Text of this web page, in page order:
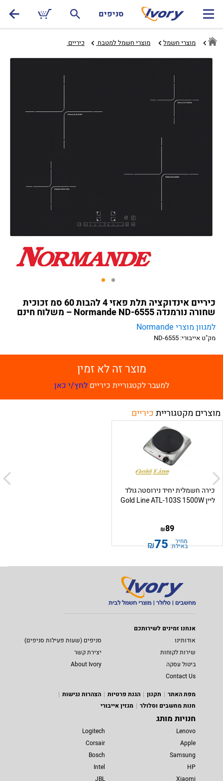
סניפים
מוצרי חשמל מוצרי חשמל למטבח ‏ כיריים ‏
כיריים אינדוקציה תלת פאזי 4 להבות 60 סמ זכוכית
שחורה נורמנדה Normande ND-6555 – משלוח חינם
למגוון מוצרי Normande
מק"ט אייבורי: ND-6555
מוצר זה לא זמין
למעבר לקטגוריית כירייםלחץ/י כאן
מוצרים מקטגוריית כיריים
כירה חשמלית יחיד נירוסטה גולד
ליין Gold Line ATL-103S 1500W
89
₪
מחיר
באילת: 75
₪
אנחנו זמינים לשירותכם
אודותינו
סניפים (שעות פעילות סניפים)
שירות לקוחות
יצירת קשר
ביטול עסקה
About Ivory
Contact Us
מפת האתר
תקנון הגנת פרטיות
הצהרות נגישות
חנות מחשבים וסלולר
מגזין אייבורי
חנויות מותג
Lenovo
Apple
Samsung
HP
Xiaomi
Logitech
Corsair
Bosch
Intel
JBL